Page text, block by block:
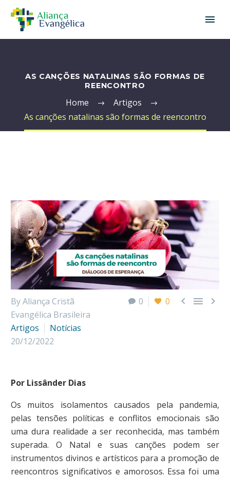
AS CANÇÕES NATALINAS SÃO FORMAS DE
REENCONTRO
Home
Artigos
As canções natalinas são formas de reencontro
0 0   
By Aliança Cristã
Evangélica Brasileira
Artigos
Notícias
20/12/2022
Por Lissânder Dias
Os muitos isolamentos causados pela pandemia,
pelas tensões políticas e conflitos emocionais são
uma dura realidade a ser reconhecida, mas também
superada. O Natal e suas canções podem ser
instrumentos divinos e artísticos para a promoção de
reencontros significativos e amorosos. Essa foi uma